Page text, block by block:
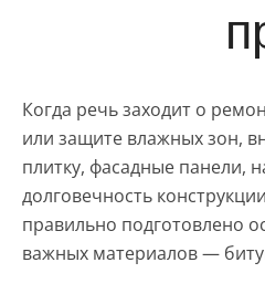
Когда речь заходит о
или защите влажных зон,
плитку, фасадные панели,
долговечность
правильно подготовлено
важных материалов —